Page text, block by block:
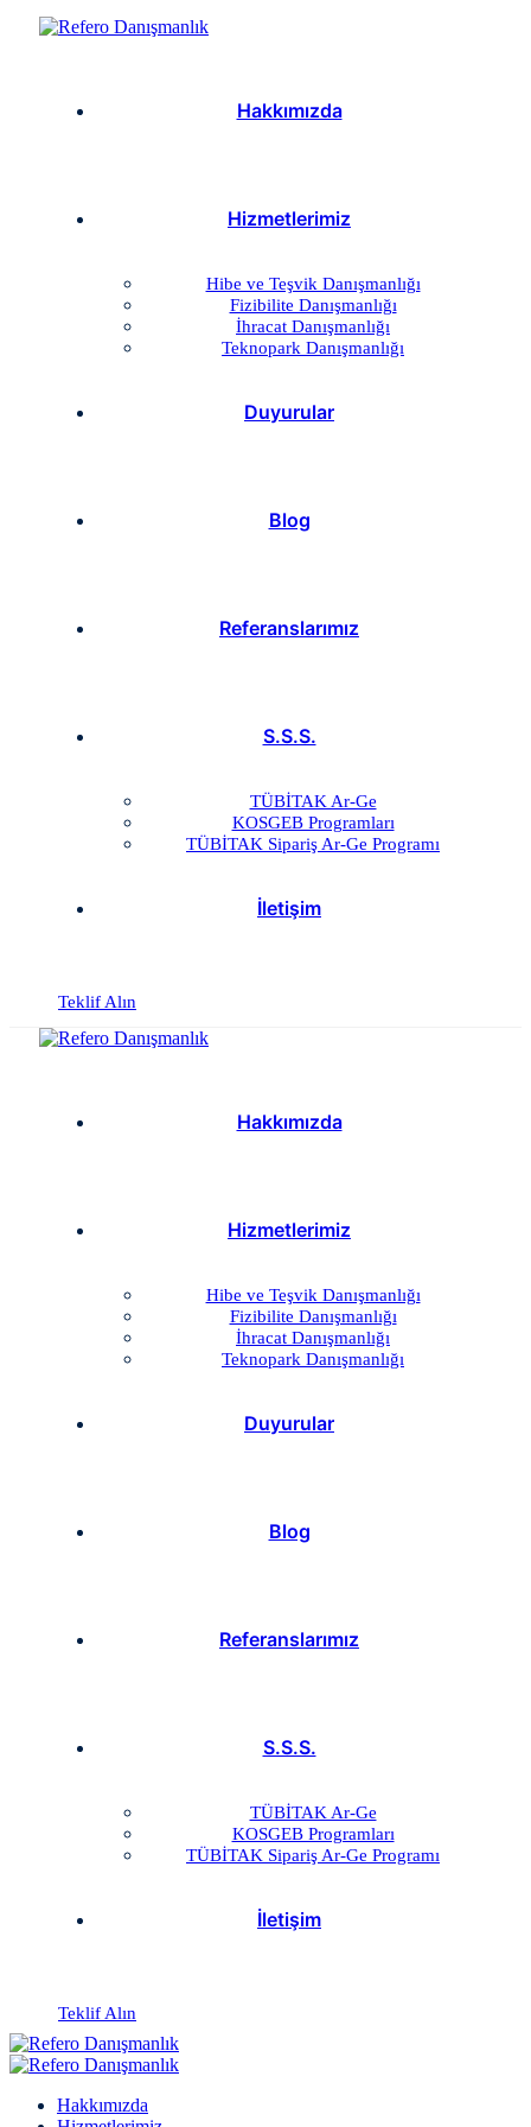
Hakkımızda
Hizmetlerimiz
Hibe ve Teşvik Danışmanlığı
Fizibilite Danışmanlığı
İhracat Danışmanlığı
Teknopark Danışmanlığı
Duyurular
Blog
Referanslarımız
S.S.S.
TÜBİTAK Ar-Ge
KOSGEB Programları
TÜBİTAK Sipariş Ar-Ge Programı
İletişim
Teklif Alın
Hakkımızda
Hizmetlerimiz
Hibe ve Teşvik Danışmanlığı
Fizibilite Danışmanlığı
İhracat Danışmanlığı
Teknopark Danışmanlığı
Duyurular
Blog
Referanslarımız
S.S.S.
TÜBİTAK Ar-Ge
KOSGEB Programları
TÜBİTAK Sipariş Ar-Ge Programı
İletişim
Teklif Alın
Hakkımızda